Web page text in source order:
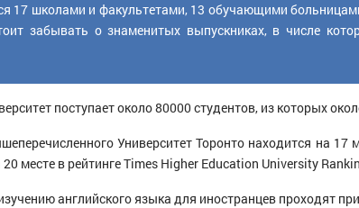
17 школами и факультетами, 13 обучающими
забывать о знаменитых выпускниках, в числе
поступает около 80000 студентов, из которых
Университет Торонто находится на
месте в рейтинге Times Higher Education University
английского языка для иностранцев проходят